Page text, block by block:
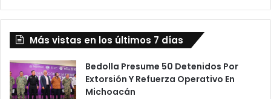
Más vistas en los últimos 7 días
Bedolla Presume 50 Detenidos Por
Extorsión Y Refuerza Operativo En
Michoacán